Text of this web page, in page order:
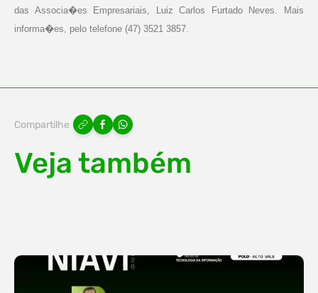
das Associa�es Empresariais, Luiz Carlos Furtado Neves. Mais
informa�es, pelo telefone (47) 3521 3857.
Compartilhe
Veja também